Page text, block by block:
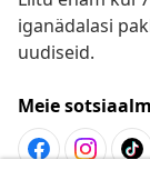
iganädalasi
uudiseid.
Meie